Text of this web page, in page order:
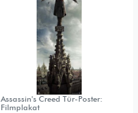
Assassin's Creed Tür-Poster:
Filmplakat